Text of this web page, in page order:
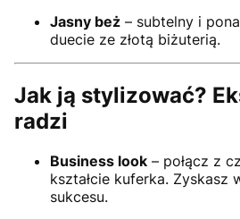
Jasny beż – subtelny i
duecie ze złotą biżuterią.
Jak ją stylizować?
radzi
Business look – połącz z
kształcie kuferka. Zyskasz
sukcesu.